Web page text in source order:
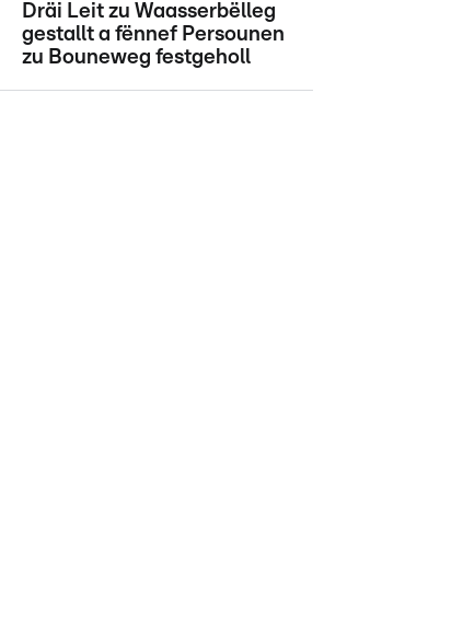
Dräi Leit zu Waasserbëlleg
gestallt a fënnef Persounen
zu Bouneweg festgeholl